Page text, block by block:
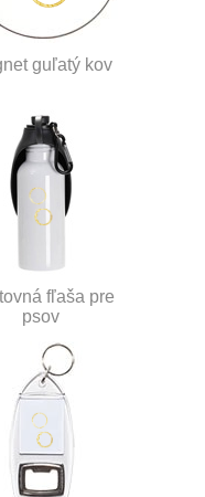
guľatý kov
fľaša pre
psov